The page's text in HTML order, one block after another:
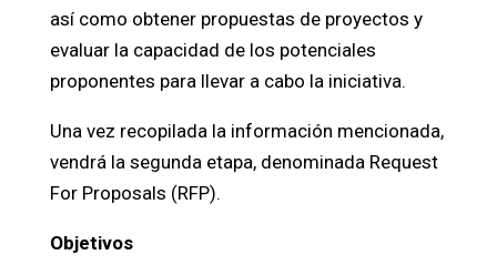
así como obtener propuestas de proyectos y
evaluar la capacidad de los potenciales
proponentes para llevar a cabo la iniciativa.
Una vez recopilada la información mencionada,
vendrá la segunda etapa, denominada Request
For Proposals (RFP).
Objetivos